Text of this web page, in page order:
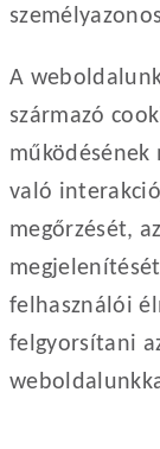
A
származó
működésének
való
megőrzését,
felhasználói
felgyorsítani